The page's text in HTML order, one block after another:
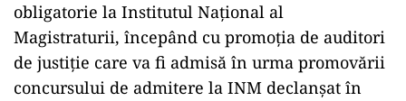
obligatorie la Institutul Național al
Magistraturii, începând cu promoția de auditori
de justiţie care va fi admisă în urma promovării
concursului de admitere la INM declanșat în